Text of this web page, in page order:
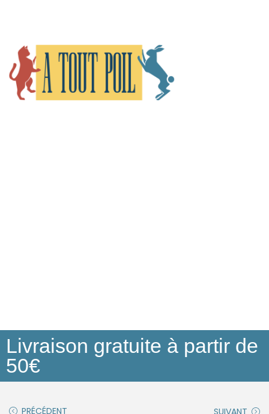
Livraison gratuite à partir de
50€
PRÉCÉDENT